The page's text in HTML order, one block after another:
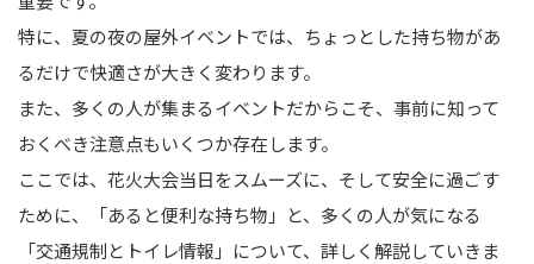
特に、夏の夜の屋外イベントでは、ちょっとした持ち物があ
るだけで快適さが大きく変わります。
また、多くの人が集まるイベントだからこそ、事前に知って
おくべき注意点もいくつか存在します。
ここでは、花火大会当日をスムーズに、そして安全に過ごす
ために、「あると便利な持ち物」と、多くの人が気になる
「交通規制とトイレ情報」について、詳しく解説していきま